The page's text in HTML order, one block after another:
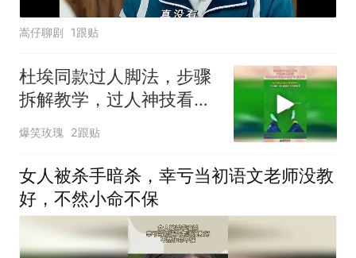
嵩仔聊剧 1跟贴
杜埃同款过人脚法，步骤
拆解教学，过人神技看完
直接省下几千块！
爆笑玫瑰 2跟贴
女人被杀手暗杀，幸亏当初语文老师没教
好，不然小命不保